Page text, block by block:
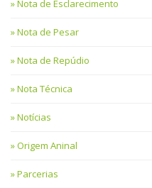
Nota de Esclarecimento
Nota de Pesar
Nota de Repúdio
Nota Técnica
Notícias
Origem Aninal
Parcerias